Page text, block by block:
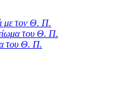
με τον Θ. Π.
του Θ. Π.
του Θ. Π.